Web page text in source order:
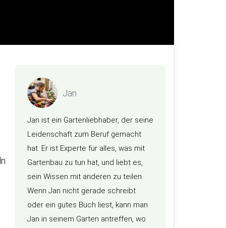
Jan
Jan ist ein Gartenliebhaber, der seine
Leidenschaft zum Beruf gemacht
hat. Er ist Experte für alles, was mit
Gartenbau zu tun hat, und liebt es,
sein Wissen mit anderen zu teilen.
Wenn Jan nicht gerade schreibt
oder ein gutes Buch liest, kann man
Jan in seinem Garten antreffen, wo